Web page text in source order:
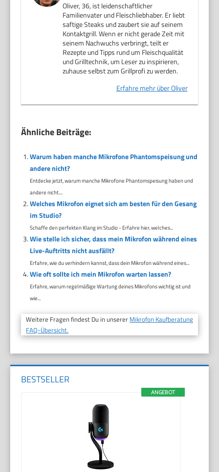
Oliver, 36, ist leidenschaftlicher
Familienvater und Fleischliebhaber. Er liebt
saftige Steaks und zaubert sie auf seinem
Kontaktgrill. Wenn er nicht gerade Zeit mit
seinem Nachwuchs verbringt, teilt er
Rezepte und Tipps rund um Fleischqualität
und Grilltechnik, um Leser zu inspirieren,
zuhause selbst zum Grillprofi zu werden.
Erfahre mehr über Oliver
Ähnliche Beiträge:
Warum haben manche Mikrofone Phantomspeisung und
andere nicht?
Entdecke jetzt, warum manche Mikrofone Phantomspeisung haben und
andere nicht....
Welches Mikrofon eignet sich am besten für den Gesang
im Studio?
Schaffe den perfekten Klang im Studio - Erfahre hier, welches...
Wie stelle ich sicher, dass mein Mikrofon während eines
Live-Auftritts nicht ausfällt?
Erfahre, wie du verhindern kannst, dass dein Mikrofon während eines...
Wie oft sollte ich mein Mikrofon warten lassen?
Erfahre, warum regelmäßige Wartung deines Mikrofons wichtig ist und
wie...
Weitere Fragen findest Du in unserer Mikrofon Kaufberatung
FAQ-Übersicht.
BESTSELLER
ANGEBOT